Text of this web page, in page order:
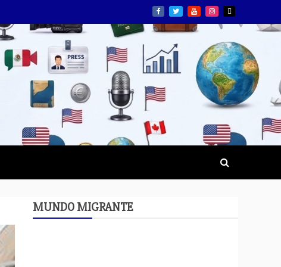
MUNDO MIGRANTE